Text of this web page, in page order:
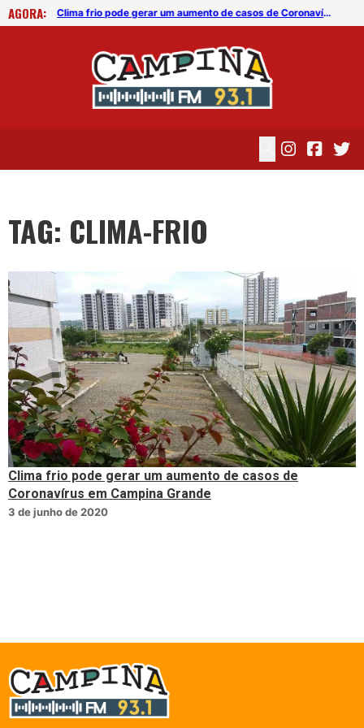
AGORA:
Clima frio pode gerar um aumento de casos de Coronavírus em Campina Grande Clima frio pode gerar um aumento de casos de Coronavírus em Campina Grande
TAG: CLIMA-FRIO
Clima frio pode gerar um aumento de casos de
Coronavírus em Campina Grande
3 de junho de 2020